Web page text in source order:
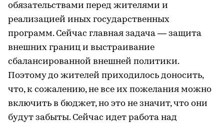
обязательствами перед жителями и
реализацией иных государственных
программ. Сейчас главная задача — защита
внешних границ и выстраивание
сбалансированной внешней политики.
Поэтому до жителей приходилось доносить,
что, к сожалению, не все их пожелания можно
включить в бюджет, но это не значит, что они
будут забыты. Сейчас идет работа над